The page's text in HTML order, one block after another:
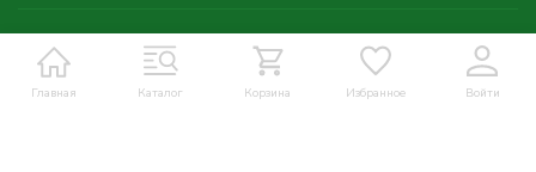
Главная Каталог Корзина Избранное Войти